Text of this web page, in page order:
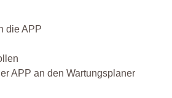
die APP
APP an den Wartungsplaner